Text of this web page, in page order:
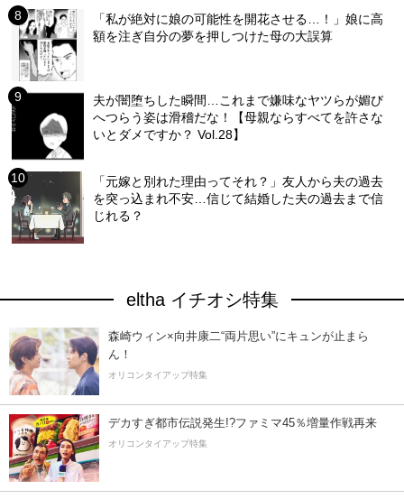
「私が絶対に娘の可能性を開花させる…！」娘に高
額を注ぎ自分の夢を押しつけた母の大誤算
夫が闇堕ちした瞬間…これまで嫌味なヤツらが媚び
へつらう姿は滑稽だな！【母親ならすべてを許さな
いとダメですか？ Vol.28】
「元嫁と別れた理由ってそれ？」友人から夫の過去
を突っ込まれ不安…信じて結婚した夫の過去まで信
じれる？
eltha イチオシ特集
森崎ウィン×向井康二“両片思い”にキュンが止まら
ん！
オリコンタイアップ特集
デカすぎ都市伝説発生!?ファミマ45％増量作戦再来
オリコンタイアップ特集